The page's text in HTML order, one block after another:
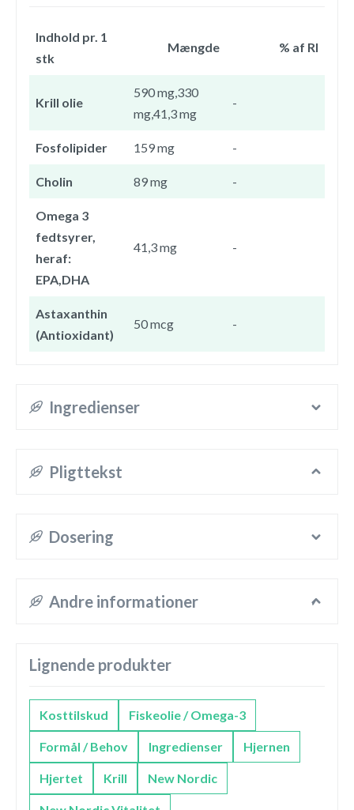
Indhold pr. 1
stk
Mængde % af RI
Krill olie
590 mg,330
mg,41,3 mg
-
Fosfolipider 159 mg -
Cholin 89 mg -
Omega 3
fedtsyrer,
heraf:
EPA,DHA
41,3 mg -
Astaxanthin
(Antioxidant)
50 mcg -
Ingredienser
Pligttekst
Dosering
Andre informationer
Lignende produkter
Kosttilskud Fiskeolie / Omega-3
Formål / Behov Ingredienser Hjernen
Hjertet Krill New Nordic